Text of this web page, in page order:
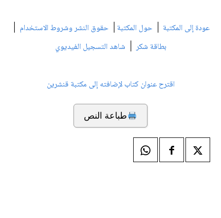
عودة إلى المكتبة | حول المكتبة | حقوق النشر وشروط الاستخدام |
بطاقة شكر| شاهد التسجيل الفيديوي
اقترح عنوان كتاب لإضافته إلى مكتبة قنشرين
طباعة النص